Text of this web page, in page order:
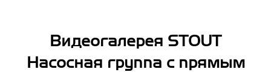
Видеогалерея STOUT
Насосная группа с прямым